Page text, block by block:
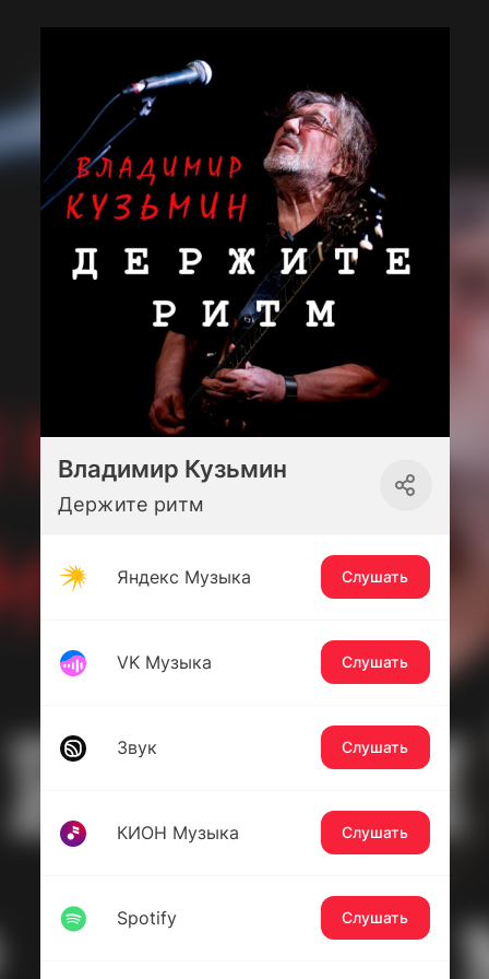
Владимир Кузьмин
Держите ритм
Яндекс Музыка Слушать
VK Музыка Слушать
Звук Слушать
КИОН Музыка Слушать
Spotify Слушать